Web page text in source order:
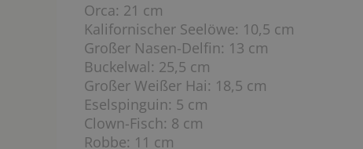
Orca: 21 cm
Kalifornischer Seelöwe: 10,5 cm
Großer Nasen-Delfin: 13 cm
Buckelwal: 25,5 cm
Großer Weißer Hai: 18,5 cm
Eselspinguin: 5 cm
Clown-Fisch: 8 cm
Robbe: 11 cm